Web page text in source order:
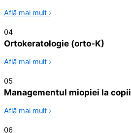
Află mai mult ›
04
Ortokeratologie (orto-K)
Află mai mult ›
05
Managementul miopiei la copii
Află mai mult ›
06